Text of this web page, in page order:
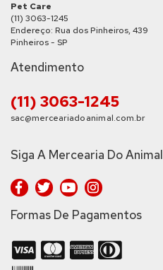
Pet Care
(11) 3063-1245
Endereço: Rua dos Pinheiros, 439
Pinheiros - SP
Atendimento
(11) 3063-1245
sac@merceariadoanimal.com.br
Siga A Mercearia Do Animal
Formas De Pagamentos